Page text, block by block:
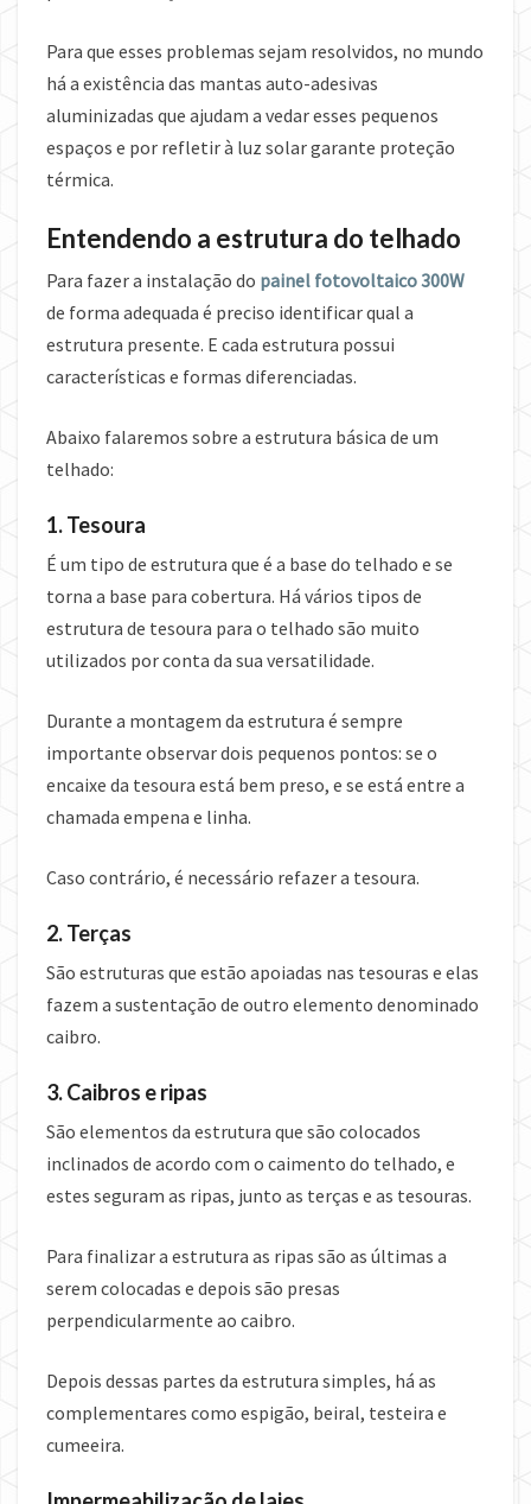
Para que esses problemas sejam resolvidos, no mundo
há a existência das mantas auto-adesivas
aluminizadas que ajudam a vedar esses pequenos
espaços e por refletir à luz solar garante proteção
térmica.
Entendendo a estrutura do telhado
Para fazer a instalação do painel fotovoltaico 300W
de forma adequada é preciso identificar qual a
estrutura presente. E cada estrutura possui
características e formas diferenciadas.
Abaixo falaremos sobre a estrutura básica de um
telhado:
1. Tesoura
É um tipo de estrutura que é a base do telhado e se
torna a base para cobertura. Há vários tipos de
estrutura de tesoura para o telhado são muito
utilizados por conta da sua versatilidade.
Durante a montagem da estrutura é sempre
importante observar dois pequenos pontos: se o
encaixe da tesoura está bem preso, e se está entre a
chamada empena e linha.
Caso contrário, é necessário refazer a tesoura.
2. Terças
São estruturas que estão apoiadas nas tesouras e elas
fazem a sustentação de outro elemento denominado
caibro.
3. Caibros e ripas
São elementos da estrutura que são colocados
inclinados de acordo com o caimento do telhado, e
estes seguram as ripas, junto as terças e as tesouras.
Para finalizar a estrutura as ripas são as últimas a
serem colocadas e depois são presas
perpendicularmente ao caibro.
Depois dessas partes da estrutura simples, há as
complementares como espigão, beiral, testeira e
cumeeira.